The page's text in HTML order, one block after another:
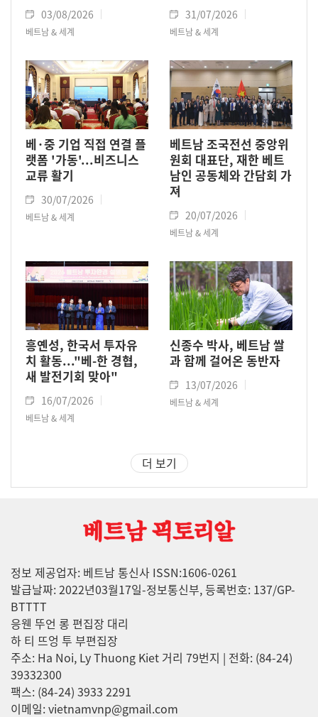
03/08/2026
베트남 & 세계
31/07/2026
베트남 & 세계
베·중 기업 직접 연결 플
랫폼 '가동'...비즈니스
교류 활기
30/07/2026
베트남 & 세계
베트남 조국전선 중앙위
원회 대표단, 재한 베트
남인 공동체와 간담회 가
져
20/07/2026
베트남 & 세계
흥옌성, 한국서 투자유
치 활동..."베-한 경협,
새 발전기회 맞아"
16/07/2026
베트남 & 세계
신종수 박사, 베트남 쌀
과 함께 걸어온 동반자
13/07/2026
베트남 & 세계
더 보기
정보 제공업자: 베트남 통신사 ISSN:1606-0261
발급날짜: 2022년03월17일-정보통신부, 등록번호: 137/GP-
BTTTT
응웬 뚜언 롱 편집장 대리
하 티 뜨엉 투 부편집장
주소: Ha Noi, Ly Thuong Kiet 거리 79번지 | 전화: (84-24)
39332300
팩스: (84-24) 3933 2291
이메일: vietnamvnp@gmail.com